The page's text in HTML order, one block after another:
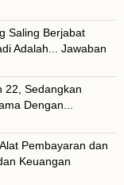
Saling Berjabat
Adalah... Jawaban
22, Sedangkan
Dengan...
Pembayaran dan
Keuangan